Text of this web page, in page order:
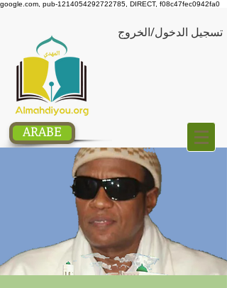
google.com, pub-1214054292722785, DIRECT, f08c47fec0942fa0
تسجيل الدخول/الخروج
ARABE